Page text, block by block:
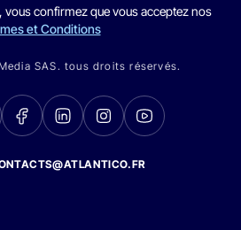
vous confirmez que vous acceptez nos
et Conditions
SAS. tous droits réservés.